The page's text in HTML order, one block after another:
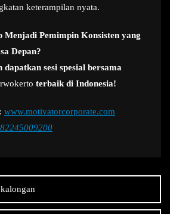
keterampilan nyata.
Menjadi Pemimpin Konsisten yang
Depan?
sesi spesial bersama
terbaik di Indonesia!
www.motivatorcorporate.com